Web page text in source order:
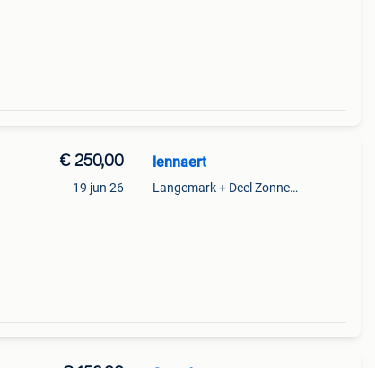
€ 250,00
19 jun 26
lennaert
Langemark + Deel Zonnebeke